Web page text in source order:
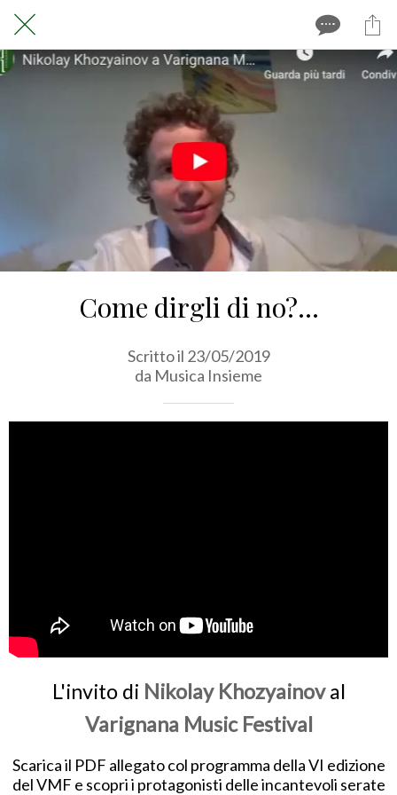
Come dirgli di no?...
Scritto il 23/05/2019
da Musica Insieme
L'invito di Nikolay Khozyainoval
Varignana Music Festival
Scarica il PDF allegato col programma della VI edizione
del VMF e scopri i protagonisti delle incantevoli serate